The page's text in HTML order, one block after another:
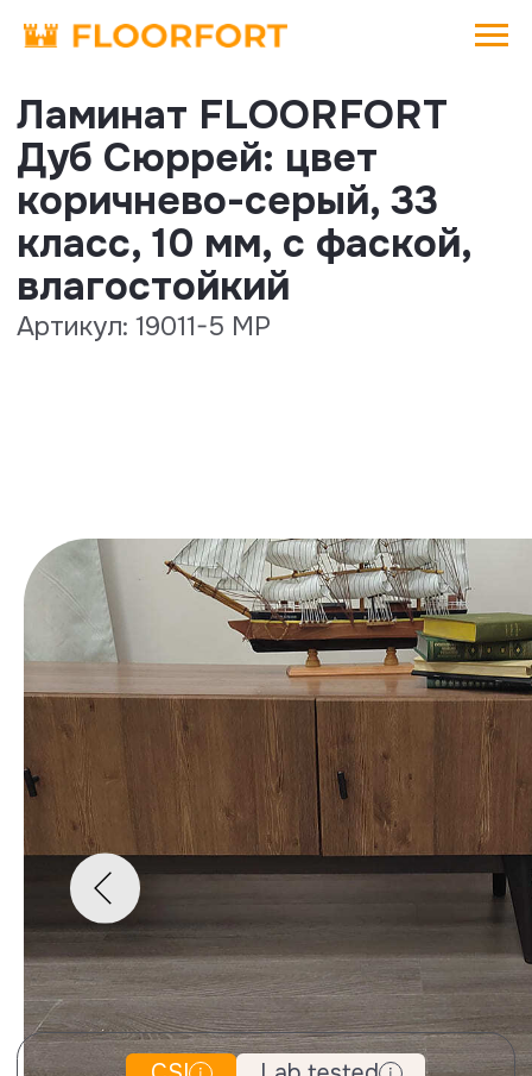
Дуб Сюррей: цвет
коричнево-серый, 33
класс, 10 мм, с фаской,
влагостойкий
Артикул: 19011-5 MP
Lab tested
Цена за 1 m 4 015 руб.
Цена может отличаться в зависимости от
региона
Итого: 10 186 руб./уп.
Где купить
Скачать текстуры Сотрудничество